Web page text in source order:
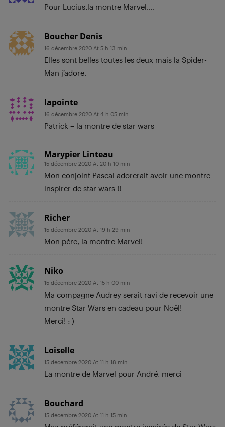
Pour Lucius,la montre Marvel….
Boucher Denis
16 décembre 2020 At 5 h 13 min
Elles sont belles toutes les deux mais la Spider-
Man j’adore.
lapointe
16 décembre 2020 At 4 h 05 min
Patrick – la montre de star wars
Marypier Linteau
15 décembre 2020 At 20 h 10 min
Mon conjoint Pascal adorerait avoir une montre
inspirer de star wars !!
Richer
15 décembre 2020 At 19 h 29 min
Mon père, la montre Marvel!
Niko
15 décembre 2020 At 15 h 00 min
Ma compagne Audrey serait ravi de recevoir une
montre Star Wars en cadeau pour Noël!
Merci! : )
Loiselle
15 décembre 2020 At 11 h 18 min
La montre de Marvel pour André, merci
Bouchard
15 décembre 2020 At 11 h 15 min